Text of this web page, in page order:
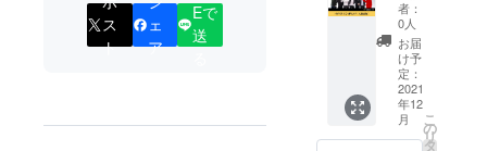
ス
ト
ェ
ア
Eで
送
谷区
代々木
5-14-
19-405
※スタジ
オまで
の交通
費は別
お持ち
のウェ
ブサイ
ト等に
関する
分析レ
ポート
を作成
Eの
Instagr
amに掲
載させ
ていた
だきま
す。
https://
HYPER
COMPA
LIGHT
HYPER
COMPA
NY
者：
0人
お届
け予
定：
2021
年12
月
こ
の
リ
タ